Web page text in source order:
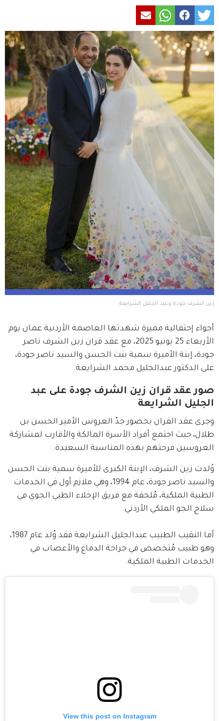
زين الشرف جودة وعبد الجليل الشرايعة
أجواء إحتفالية مميزة شهدتها العاصمة الأردنية عمان يوم
الأربعاء 25 يونيو 2025، مع عقد قران زين الشرف ناصر
جودة، إبنة الأميرة سمية بنت الحسن والسيد ناصر جودة،
على الدكتور عبدالجليل محمد الشرايعة.
صور عقد قران زين الشرف جودة على عبد
الجليل الشرايعة
وجرى عقد القران بحضور جدّ العروس الأمير الحسن بن
طلال، حيث اجتمع أفراد الأسرة المالكة والأقارب لمشاركة
العروسين فرحتهم بهذه المناسبة السعيدة.
وُلدت زين الشرف، الإبنة الكبرى للأميرة سمية بنت الحسن
والسيد ناصر جودة، عام 1994، وهي ملازم أول في الخدمات
الطبية الملكية، مُلحقة مع فريق الإخلاء الطبي الجوي في
سلاح الجو الملكي الأردني.
أما النقيب الطبيب عبدالجليل الشرايعة فقد وُلد عام 1987،
وهو طبيب مُتخصص في جراحة الدماغ والأعصاب في
الخدمات الطبية الملكية.
View this post on Instagram